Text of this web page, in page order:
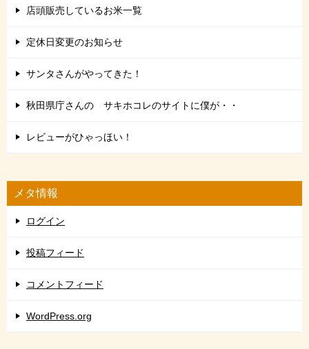
店頭販売しているお米一覧
定休日変更のお知らせ
サンタさんがやってきた！
秋田県庁さんの サキホコレのサイトに僕が・・
レビューがひゃっほい！
メタ情報
ログイン
投稿フィード
コメントフィード
WordPress.org